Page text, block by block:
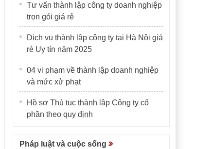
Tư vấn thành lập công ty doanh nghiệp
trọn gói giá rẻ
Dịch vụ thành lập công ty tại Hà Nội giá
rẻ Uy tín năm 2025
04 vi phạm về thành lập doanh nghiệp
và mức xử phạt
Hồ sơ Thủ tục thành lập Công ty cổ
phần theo quy định
Pháp luật và cuộc sống